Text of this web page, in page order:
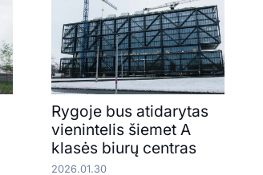
Rygoje bus atidarytas
vienintelis šiemet A
klasės biurų centras
2026.01.30